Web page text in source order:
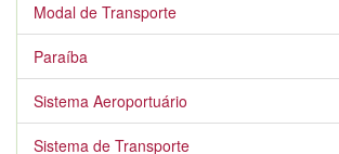
Modal de Transporte
Paraíba
Sistema Aeroportuário
Sistema de Transporte